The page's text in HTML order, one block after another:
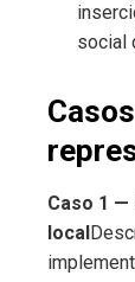
social
Caso 1 —
local